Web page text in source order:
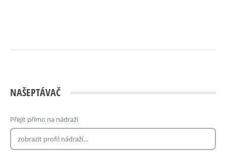
NAŠEPTÁVAČ
Přejít přímo na nádraží